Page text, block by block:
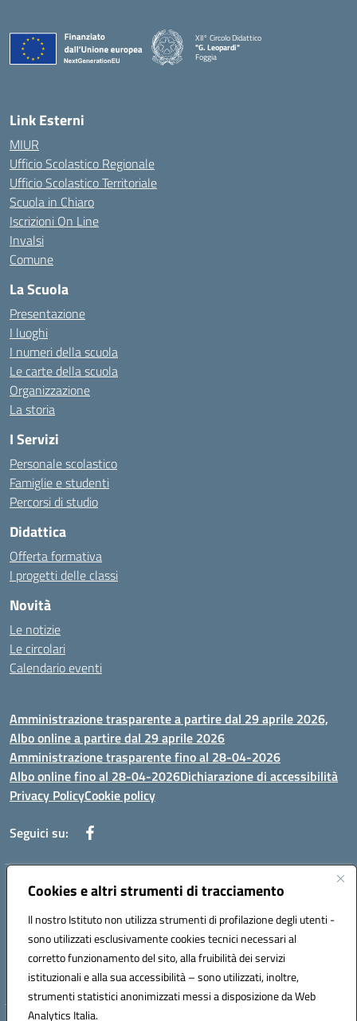
Cookies e altri strumenti di tracciamento
Il nostro Istituto non utilizza strumenti di profilazione degli utenti -
sono utilizzati esclusivamente cookies tecnici necessari al
corretto funzionamento del sito, alla fruibilità dei servizi
istituzionali e alla sua accessibilità – sono utilizzati, inoltre,
strumenti statistici anonimizzati messi a disposizione da Web
Analytics Italia.
XII° Circolo Didattico
"G. Leopardi"
Foggia
— Visita la pagina iniziale della scuola
Link Esterni
MIUR
Ufficio Scolastico Regionale
Ufficio Scolastico Territoriale
Scuola in Chiaro
Iscrizioni On Line
Invalsi
Comune
La Scuola
Presentazione
I luoghi
I numeri della scuola
Le carte della scuola
Organizzazione
La storia
I Servizi
Personale scolastico
Famiglie e studenti
Percorsi di studio
Didattica
Offerta formativa
I progetti delle classi
Novità
Le notizie
Le circolari
Calendario eventi
Amministrazione trasparente a partire dal 29 aprile 2026,
Albo online a partire dal 29 aprile 2026
Amministrazione trasparente fino al 28-04-2026
Albo online fino al 28-04-2026Dichiarazione di accessibilità
Privacy PolicyCookie policy
Seguici su:
Indirizzo:Via Selicato, 1 71122 FOGGIA (FG)
Posta elettronica certificata (PEC):fgee01200c@pec.istruzione.it
Codice fiscale: 80005820719
Codice meccanografico: FGEE01200C